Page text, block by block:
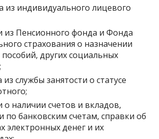
из индивидуального лицевого
из Пенсионного фонда и Фонда
страхования о назначении
пособий, других социальных
из службы занятости о статусе
о наличии счетов и вкладов,
по банковским счетам, справки об
электронных денег и их